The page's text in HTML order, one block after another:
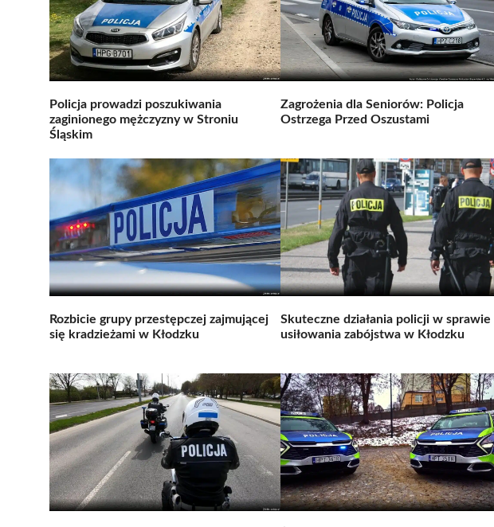
Policja prowadzi poszukiwania
zaginionego mężczyzny w Stroniu
Śląskim
Zagrożenia dla Seniorów: Policja
Ostrzega Przed Oszustami
Rozbicie grupy przestępczej zajmującej
się kradzieżami w Kłodzku
Skuteczne działania policji w sprawie
usiłowania zabójstwa w Kłodzku